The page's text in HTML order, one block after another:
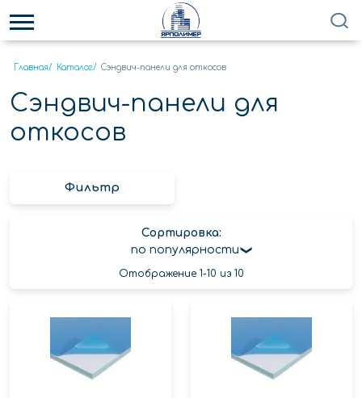
Главная/ Каталог/ Сэндвич-панели для откосов
Сэндвич-панели для
откосов
Фильтр
Сортировка:
по популярности
Отображение 1-10 из 10